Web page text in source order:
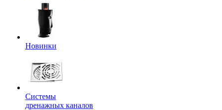
Новинки
Системы
дренажных каналов